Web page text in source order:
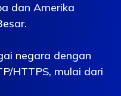
dan Amerika
negara dengan
HTTPS, mulai dari